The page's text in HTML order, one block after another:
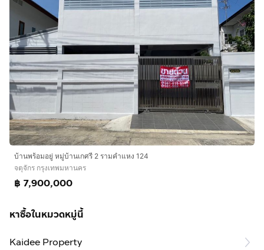
บ้านพร้อมอยู่ หมู่บ้านเกศรี 2 รามคำแหง 124
จตุจักร กรุงเทพมหานคร
฿ 7,900,000
หาซื้อในหมวดหมู่นี้
Kaidee Property